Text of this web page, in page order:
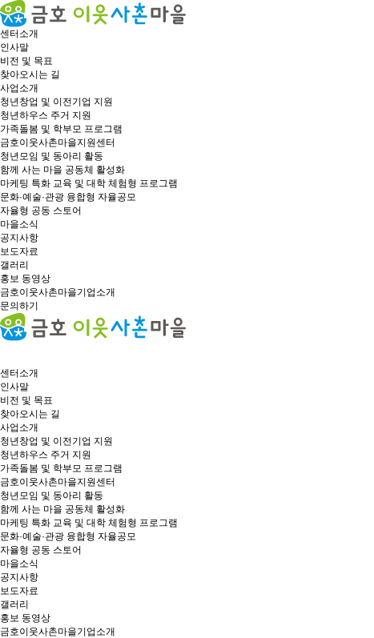
센터소개
인사말
비전 및 목표
찾아오시는 길
사업소개
청년창업 및 이전기업 지원
청년하우스 주거 지원
가족돌봄 및 학부모 프로그램
금호이웃사촌마을지원센터
청년모임 및 동아리 활동
함께 사는 마을 공동체 활성화
마케팅 특화 교육 및 대학 체험형 프로그램
문화·예술·관광 융합형 자율공모
자율형 공동 스토어
마을소식
공지사항
보도자료
갤러리
홍보 동영상
금호이웃사촌마을기업소개
문의하기
센터소개
인사말
비전 및 목표
찾아오시는 길
사업소개
청년창업 및 이전기업 지원
청년하우스 주거 지원
가족돌봄 및 학부모 프로그램
금호이웃사촌마을지원센터
청년모임 및 동아리 활동
함께 사는 마을 공동체 활성화
마케팅 특화 교육 및 대학 체험형 프로그램
문화·예술·관광 융합형 자율공모
자율형 공동 스토어
마을소식
공지사항
보도자료
갤러리
홍보 동영상
금호이웃사촌마을기업소개